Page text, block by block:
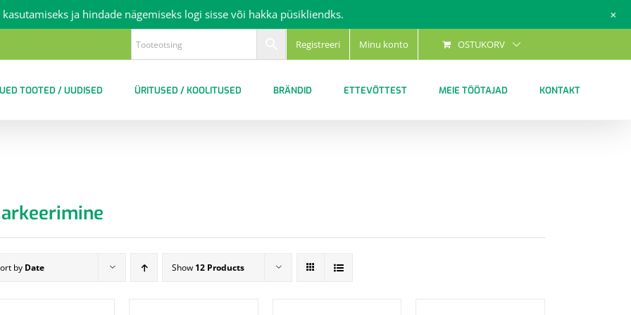
Registreeri Minu konto OSTUKORV
TOOTED / UUDISED ÜRITUSED / KOOLITUSED BRÄNDID ETTEVÕTTEST MEIE TÖÖTAJAD KONTAKT
by Date Show 12 Products
kasutamiseks ja hindade nägemiseks logi sisse või hakka püsikliendks. +